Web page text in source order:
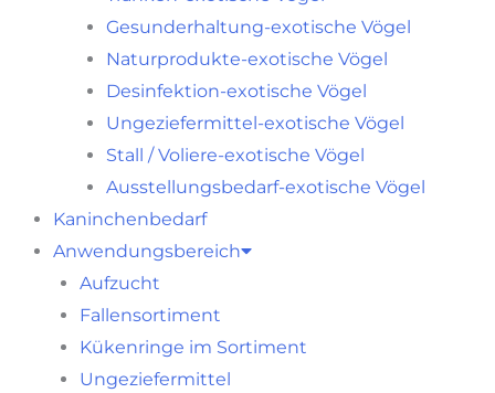
Gesunderhaltung-exotische Vögel
Naturprodukte-exotische Vögel
Desinfektion-exotische Vögel
Ungeziefermittel-exotische Vögel
Stall / Voliere-exotische Vögel
Ausstellungsbedarf-exotische Vögel
Kaninchenbedarf
Anwendungsbereich
Aufzucht
Fallensortiment
Kükenringe im Sortiment
Ungeziefermittel